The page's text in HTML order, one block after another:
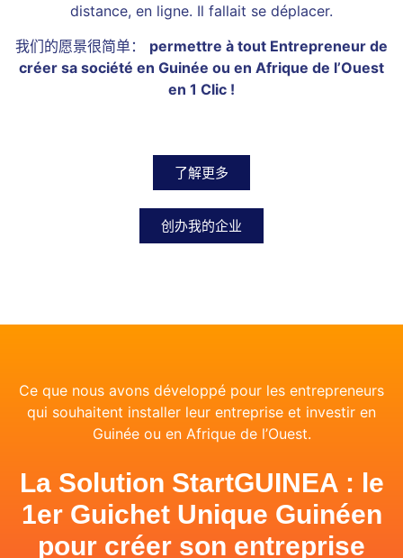
distance, en ligne. Il fallait se déplacer.
我们的愿景很简单： permettre à tout Entrepreneur de
créer sa société en Guinée ou en Afrique de l’Ouest
en 1 Clic !
了解更多
创办我的企业
Ce que nous avons développé pour les entrepreneurs
qui souhaitent installer leur entreprise et investir en
Guinée ou en Afrique de l’Ouest.
La Solution StartGUINEA : le
1er Guichet Unique Guinéen
pour créer son entreprise